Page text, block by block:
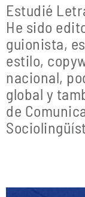
Estudié
He sido
guionista,
estilo,
nacional,
global y
de